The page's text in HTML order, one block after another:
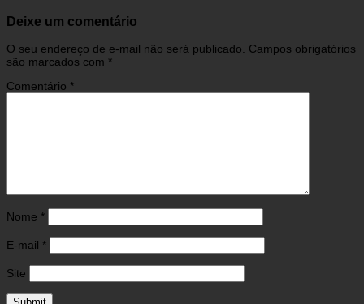
Deixe um comentário
O seu endereço de e-mail não será publicado. Campos obrigatórios
são marcados com *
Comentário *
Nome *
E-mail *
Site